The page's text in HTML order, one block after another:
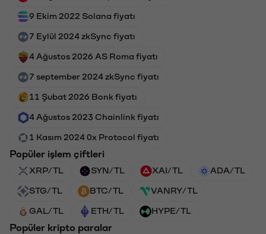
9 Ekim 2022 Solana fiyatı
7 Eylül 2024 zkSync fiyatı
4 Ağustos 2026 AS Roma fiyatı
7 september 2024 zkSync fiyatı
11 Şubat 2026 Bonk fiyatı
4 Ağustos 2023 Chainlink fiyatı
1 Kasım 2024 0x Protocol fiyatı
Popüler işlem çiftleri
XRP/TL SYN/TL XAI/TL ADA/TL
STG/TL BTC/TL VANRY/TL
GAL/TL ETH/TL HYPE/TL
Popüler kripto paralar